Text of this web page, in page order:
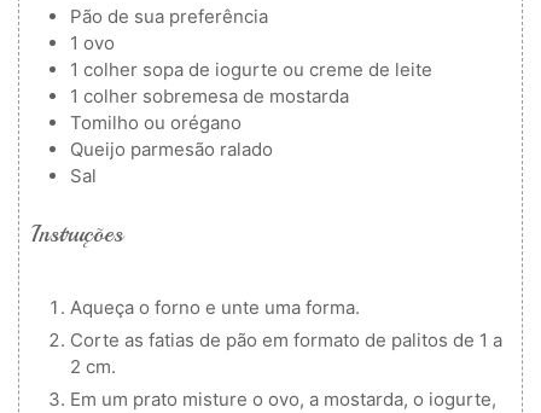
Pão de sua preferência
1 ovo
1 colher sopa de iogurte ou creme de leite
1 colher sobremesa de mostarda
Tomilho ou orégano
Queijo parmesão ralado
Sal
Instruções
Aqueça o forno e unte uma forma.
Corte as fatias de pão em formato de palitos de 1 a
2 cm.
Em um prato misture o ovo, a mostarda, o iogurte,